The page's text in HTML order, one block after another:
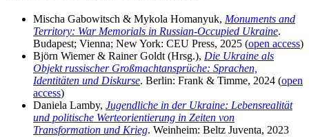
Mischa Gabowitsch & Mykola Homanyuk, Monuments and
Territory: War Memorials in Russian-Occupied Ukraine.
Budapest; Vienna; New York: CEU Press, 2025 (open access)
Björn Wiemer & Rainer Goldt (Hrsg.), Die Ukraine als
Objekt russischer Großmachtansprüche: Sprachen,
Identitäten und Diskurse. Berlin: Frank & Timme, 2024 (open
access)
Daniela Lamby, Jugendliche in der Ukraine: Lebensrealität
und politische Werteorientierung in Zeiten von
Transformation und Krieg. Weinheim: Beltz Juventa, 2023